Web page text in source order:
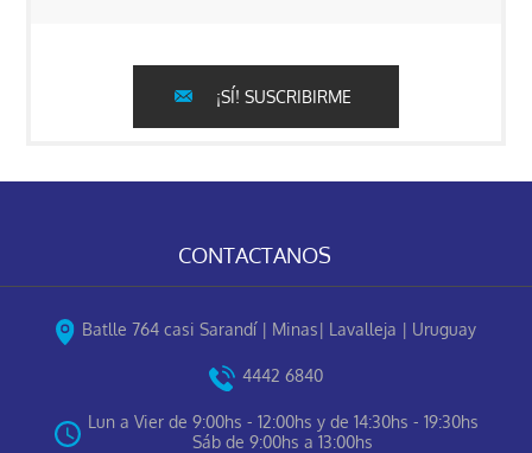
¡SÍ! SUSCRIBIRME
CONTACTANOS
Batlle 764 casi Sarandí | Minas| Lavalleja | Uruguay
4442 6840
Lun a Vier de 9:00hs - 12:00hs y de 14:30hs - 19:30hs
Sáb de 9:00hs a 13:00hs